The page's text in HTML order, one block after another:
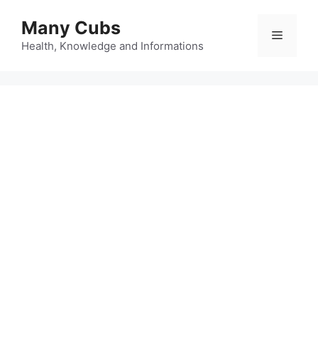
Many Cubs
Health, Knowledge and Informations